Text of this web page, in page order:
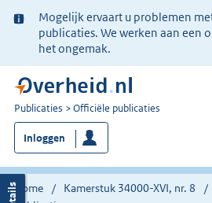
Ter
informatie:
Mogelijk ervaart u problemen
publicaties. We werken aan een
het ongemak.
U
bent
nu
hier:
Publicaties Officiële publicaties
Inloggen
Home Kamerstuk 34000-XVI, nr. 8